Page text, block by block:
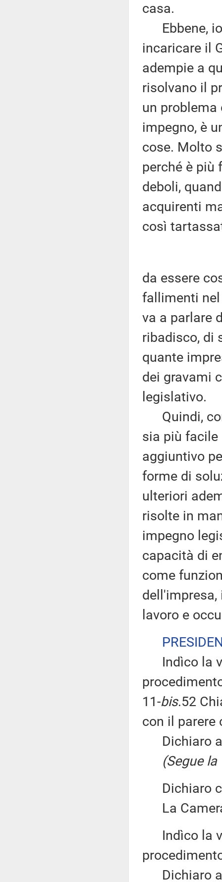
casa.
Ebbene, io
incaricare il
adempie a
risolvano il
un problema
impegno, è
cose. Molto
perché è più
deboli,
acquirenti
così
da essere
fallimenti nel
va a parlare
ribadisco, di
quante
dei gravami
legislativo.
Quindi,
sia più facile
aggiuntivo
forme di
ulteriori
risolte in
impegno
capacità di
come
lavoro e
Indìco la
11-bis.52
con il parere
Dichiaro
(Segue
Dichiaro
La
Indìco la
Dichiaro